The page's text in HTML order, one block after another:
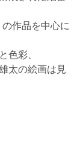
作品を中心に
色彩、
太の絵画は見